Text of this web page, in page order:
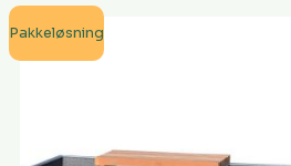
Pakkeløsning